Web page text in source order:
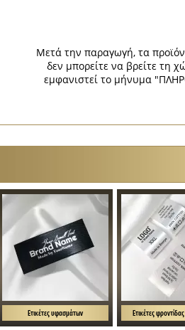
Μετά την παραγωγή, τα
δεν μπορείτε να βρείτε
εμφανιστεί το μήνυμα
Ετικέτες υφασμάτων Ετικέτες